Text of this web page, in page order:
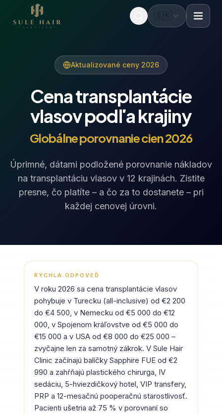
🇸🇰
Aktualizované ceny 2026
Cena transplantácie
vlasov podľa krajiny
Globálne porovnanie cien 2026
Úprimné, dátami podložené porovnanie nákladov
na transplantáciu vlasov v 12 krajinách. Zistite
presne, čo platíte – a čo za to dostanete – pri
každej cenovej úrovni.
RÝCHLA ODPOVEĎ
V roku 2026 sa cena transplantácie vlasov
pohybuje v Turecku (all-inclusive) od €2 200
do €4 500, v Nemecku od €5 000 do €12
000, v Spojenom kráľovstve od €5 000 do
€15 000 a v USA od €8 000 do €25 000 –
zvyčajne len za samotný zákrok. V Sule Hair
Clinic začínajú balíčky Sapphire FUE od €2
990 a zahŕňajú plastického chirurga, IV
sedáciu, 5-hviezdičkový hotel, VIP transfery,
PRP a 12-mesačnú pooperačnú starostlivosť.
Pacienti ušetria až 75 % v porovnaní so